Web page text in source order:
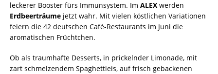
leckerer Booster fürs Immunsystem. Im ALEX werden
Erdbeerträume jetzt wahr. Mit vielen köstlichen Variationen
feiern die 42 deutschen Café-Restaurants im Juni die
aromatischen Früchtchen.
Ob als traumhafte Desserts, in prickelnder Limonade, mit
zart schmelzendem Spaghettieis, auf frisch gebackenen